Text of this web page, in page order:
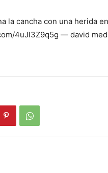
la cancha con una herida
4uJl3Z9q5g — david